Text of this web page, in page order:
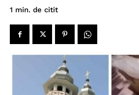
1 min. de citit